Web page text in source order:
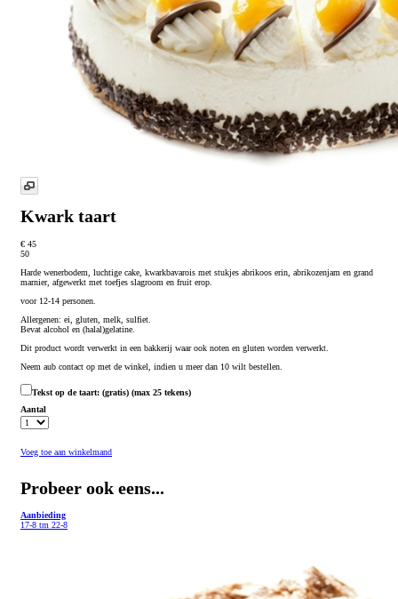
Kwark taart
€ 45
50
Harde wenerbodem, luchtige cake, kwarkbavarois met stukjes abrikoos erin, abrikozenjam en grand
marnier, afgewerkt met toefjes slagroom en fruit erop.
voor 12-14 personen.
Allergenen: ei, gluten, melk, sulfiet.
Bevat alcohol en (halal)gelatine.
Dit product wordt verwerkt in een bakkerij waar ook noten en gluten worden verwerkt.
Neem aub contact op met de winkel, indien u meer dan 10 wilt bestellen.
Tekst op de taart: (gratis) (max 25 tekens)
Aantal
Voeg toe aan winkelmand
Probeer ook eens...
Aanbieding
17-8 tm 22-8